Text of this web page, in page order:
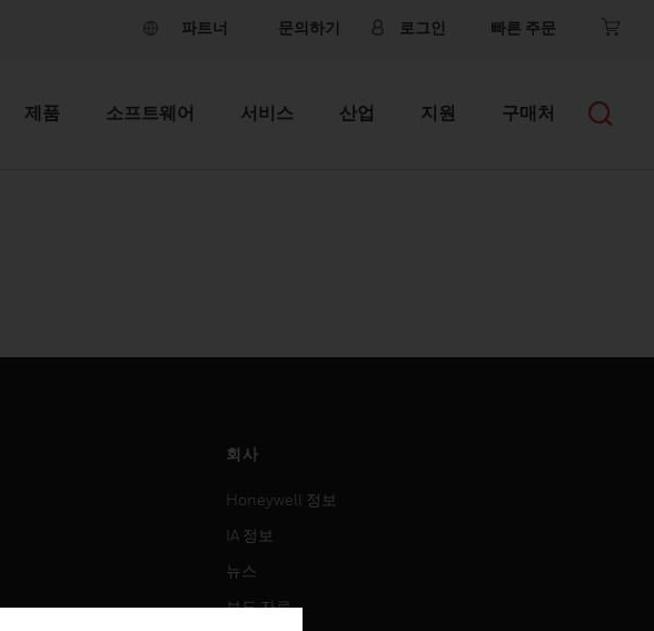
파트너 문의하기 로그인 빠른 주문
제품 소프트웨어 서비스 산업 지원 구매처
회사
Honeywell 정보
IA 정보
뉴스
보도 자료